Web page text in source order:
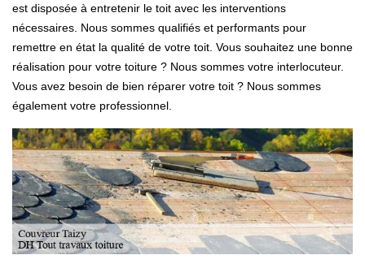
est disposée à entretenir le toit avec les interventions
nécessaires. Nous sommes qualifiés et performants pour
remettre en état la qualité de votre toit. Vous souhaitez une bonne
réalisation pour votre toiture ? Nous sommes votre interlocuteur.
Vous avez besoin de bien réparer votre toit ? Nous sommes
également votre professionnel.